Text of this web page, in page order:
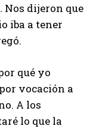
Nos dijeron que
iba a tener
qué yo
vocación a
A los
lo que la